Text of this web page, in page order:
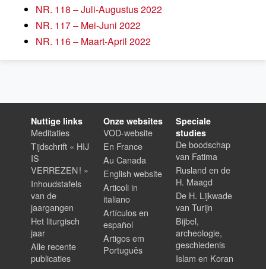
NR. 118 – Juli-Augustus 2022
NR. 117 – Mei-Juni 2022
NR. 116 – Maart-April 2022
Nuttige links
Meditaties
Tijdschrift « HIJ
IS
VERREZEN ! »
Inhoudstafels
van de
jaargangen
Het liturgisch
jaar
Alle recente
publicaties
Onze websites
VOD-website
En France
Au Canada
English website
Articoli in
italiano
Artículos en
español
Artigos em
Português
Speciale
studies
De boodschap
van Fatima
Rusland en de
H. Maagd
De H. Lijkwade
van Turijn
Bijbel,
archeologie,
geschiedenis
Islam en Koran